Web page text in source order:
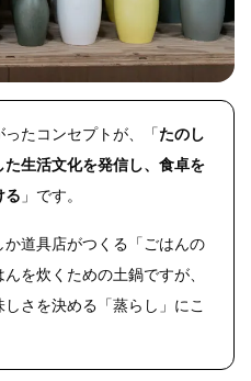
たコンセプトが、「たのし
た生活文化を発信し、食卓を
る 」です。
か道具店がつくる「ごはんの
を炊くための土鍋ですが、
さを決める「蒸らし」にこ